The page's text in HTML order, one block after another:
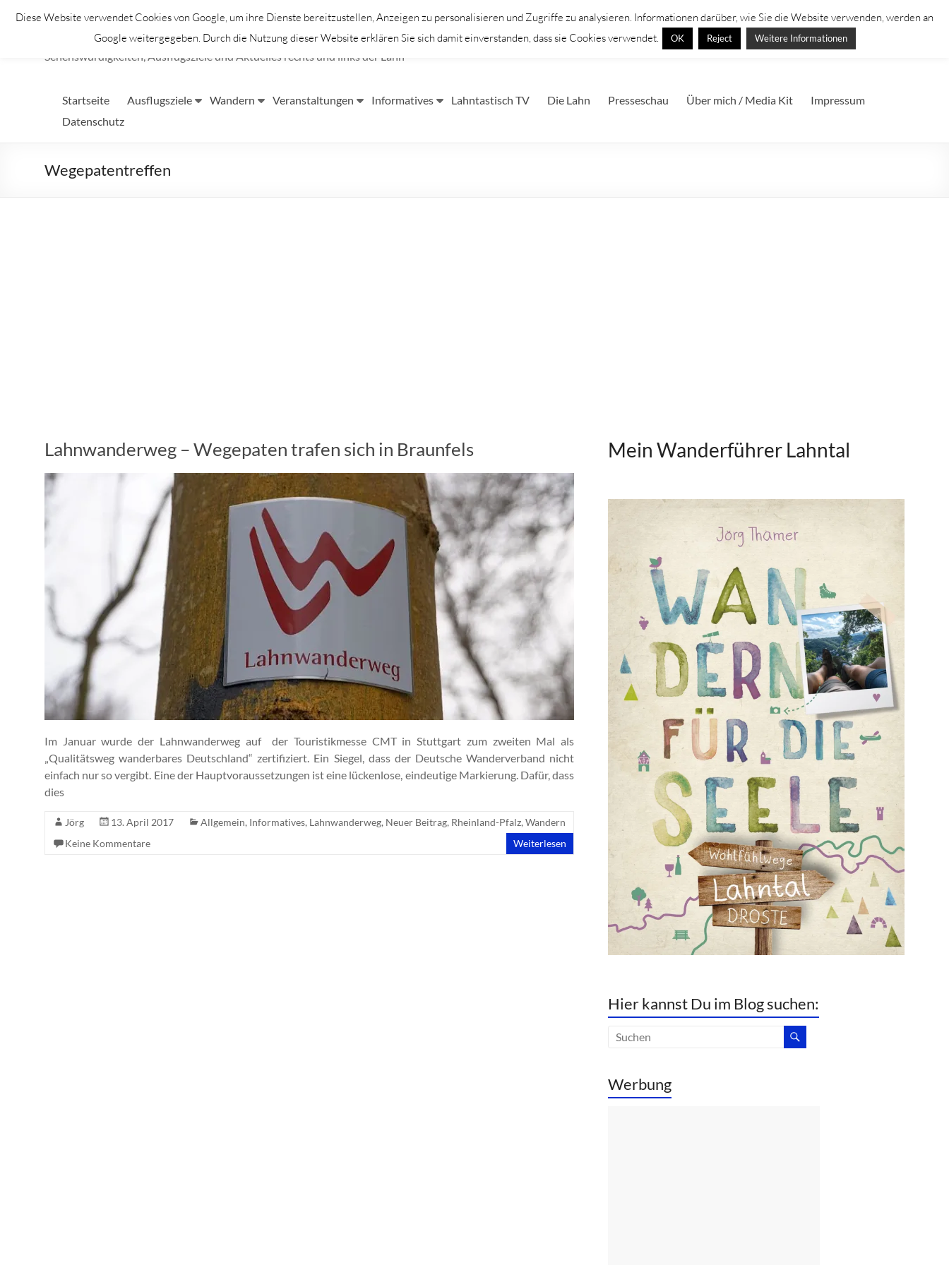
Inhalt
Lahntastisch
Sehenswürdigkeiten, Ausflugsziele und Aktuelles rechts und links der Lahn
Startseite Ausflugsziele Wandern Veranstaltungen Informatives Lahntastisch TV Die Lahn Presseschau Über mich / Media Kit
Impressum
Datenschutz
Wegepatentreffen
Lahnwanderweg – Wegepaten trafen sich in Braunfels
Im Januar wurde der Lahnwanderweg auf der Touristikmesse CMT in Stuttgart zum zweiten Mal als
„Qualitätsweg wanderbares Deutschland“ zertifiziert. Ein Siegel, dass der Deutsche Wanderverband nicht
einfach nur so vergibt. Eine der Hauptvoraussetzungen ist eine lückenlose, eindeutige Markierung. Dafür, dass
dies
Jörg 13. April 2017 Allgemein, Informatives, Lahnwanderweg, Neuer Beitrag, Rheinland-Pfalz, Wandern
Keine Kommentare
Weiterlesen
Mein Wanderführer Lahntal
Hier kannst Du im Blog suchen:
Werbung
Diese Website verwendet Cookies von Google, um ihre Dienste bereitzustellen, Anzeigen zu personalisieren und Zugriffe zu analysieren. Informationen darüber, wie Sie die Website verwenden, werden an
Google weitergegeben. Durch die Nutzung dieser Website erklären Sie sich damit einverstanden, dass sie Cookies verwendet.
OK Reject Weitere Informationen